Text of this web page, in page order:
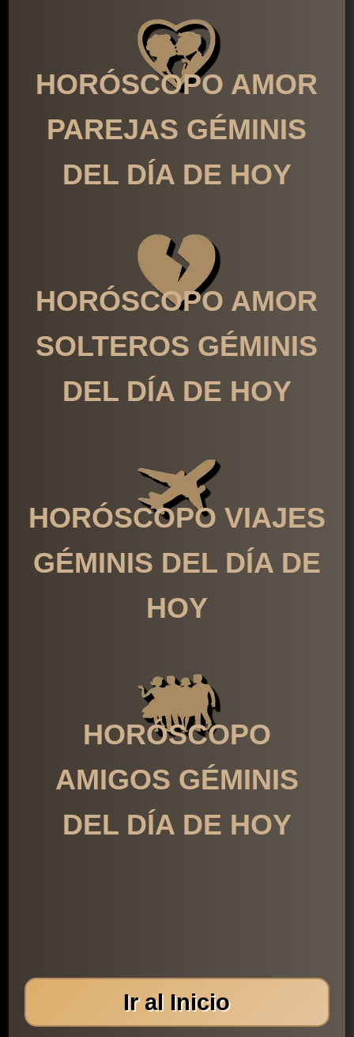
HORÓSCOPO AMOR
PAREJAS GÉMINIS
DEL DÍA DE HOY
HORÓSCOPO AMOR
SOLTEROS GÉMINIS
DEL DÍA DE HOY
HORÓSCOPO VIAJES
GÉMINIS DEL DÍA DE
HOY
HORÓSCOPO
AMIGOS GÉMINIS
DEL DÍA DE HOY
Ir al Inicio